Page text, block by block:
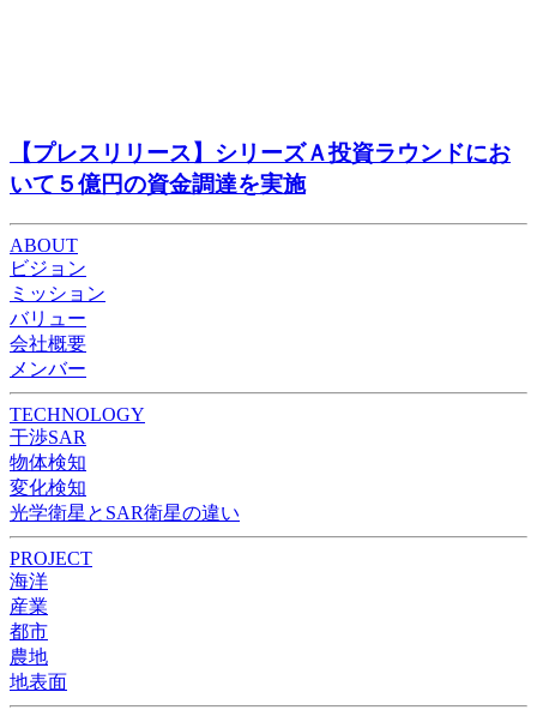
【プレスリリース】シリーズＡ投資ラウンドにお
いて５億円の資金調達を実施
ABOUT
ビジョン
ミッション
バリュー
会社概要
メンバー
TECHNOLOGY
干渉SAR
物体検知​​
変化検知​
光学衛星とSAR衛星の違い
PROJECT
海洋
産業
都市​
農地
地表面